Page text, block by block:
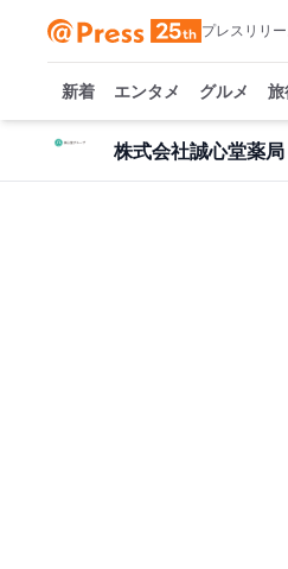
プレスリリ
新着 エンタメ グルメ 旅
株式会社誠心堂薬局